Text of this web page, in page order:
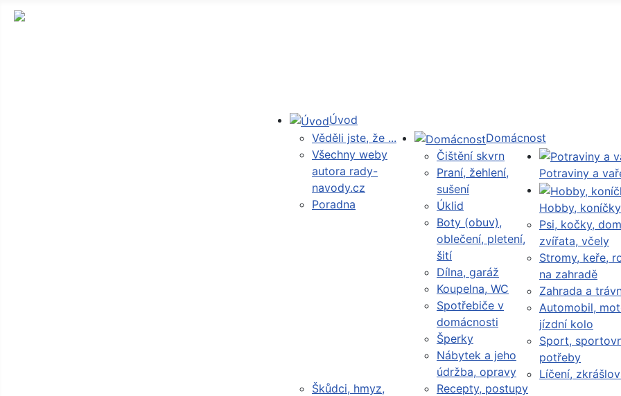
Úvod
Věděli jste, že ...
Všechny weby
autora rady-
navody.cz
Poradna
Domácnost
Čištění skvrn
Praní, žehlení,
sušení
Úklid
Boty (obuv),
oblečení, pletení,
šití
Dílna, garáž
Koupelna, WC
Spotřebiče v
domácnosti
Šperky
Nábytek a jeho
údržba, opravy
Škůdci, hmyz,
Potraviny a
Recepty, postupy
Hobby, koníčky
Psi, kočky,
zvířata, včely
Stromy, keře,
na zahradě
Zahrada a
Automobil,
jízdní kolo
Sport,
potřeby
Líčení,